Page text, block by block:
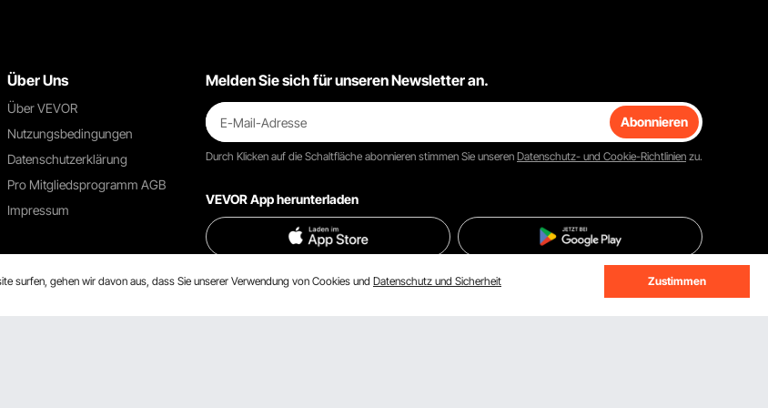
Über Uns
Über VEVOR
Nutzungsbedingungen
Datenschutzerklärung
Pro Mitgliedsprogramm AGB
Impressum
Melden Sie sich für unseren Newsletter an.
Abonnieren
Durch Klicken auf die Schaltfläche abonnieren stimmen Sie unseren Datenschutz- und Cookie-Richtlinien zu.
VEVOR App herunterladen
Kontaktieren Sie uns
surfen, gehen wir davon aus, dass Sie unserer Verwendung von Cookies und Datenschutz und Sicherheit Zustimmen